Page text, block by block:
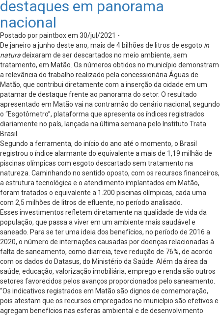
destaques em panorama
nacional
Postado por paintbox em 30/jul/2021 -
De janeiro a junho deste ano, mais de 4 bilhões de litros de esgoto in
naturadeixaram de ser descartados no meio ambiente, sem
tratamento, em Matão. Os números obtidos no município demonstram
a relevância do trabalho realizado pela concessionária Águas de
Matão, que contribui diretamente com a inserção da cidade em um
patamar de destaque frente ao panorama do setor. O resultado
apresentado em Matão vai na contramão do cenário nacional, segundo
o “Esgotômetro”, plataforma que apresenta os índices registrados
diariamente no país, lançada na última semana pelo Instituto Trata
Brasil.
Segundo a ferramenta, do início do ano até o momento, o Brasil
registrou o índice alarmante do equivalente a mais de 1,19 milhão de
piscinas olímpicas com esgoto descartado sem tratamento na
natureza. Caminhando no sentido oposto, com os recursos financeiros,
a estrutura tecnológica e o atendimento implantados em Matão,
foram tratados o equivalente a 1.200 piscinas olímpicas, cada uma
com 2,5 milhões de litros de efluente, no período analisado.
Esses investimentos refletem diretamente na qualidade de vida da
população, que passa a viver em um ambiente mais saudável e
saneado. Para se ter uma ideia dos benefícios, no período de 2016 a
2020, o número de internações causadas por doenças relacionadas à
falta de saneamento, como diarreia, teve redução de 76%, de acordo
com os dados do Datasus, do Ministério da Saúde. Além da área da
saúde, educação, valorização imobiliária, emprego e renda são outros
setores favorecidos pelos avanços proporcionados pelo saneamento.
“Os indicativos registrados em Matão são dignos de comemoração,
pois atestam que os recursos empregados no município são efetivos e
agregam benefícios nas esferas ambiental e de desenvolvimento